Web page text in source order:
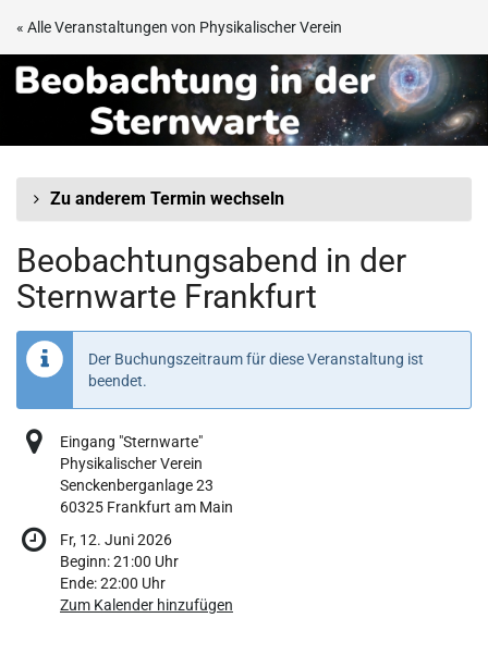
Zum
Inhalt
springen
« Alle Veranstaltungen von Physikalischer Verein
Beobachtungsabend
Sternwarte
Frankfurt
Zu anderem Termin wechseln
Beobachtungsabend in der
Sternwarte Frankfurt
Der Buchungszeitraum für diese Veranstaltung ist
beendet.
Eingang "Sternwarte"
Physikalischer Verein
Senckenberganlage 23
60325 Frankfurt am Main
Fr, 12. Juni 2026
Beginn:21:00 Uhr
Ende:22:00 Uhr
Zum Kalender hinzufügen